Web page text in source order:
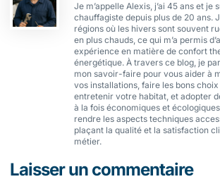
Je m’appelle Alexis, j’ai 45 ans et je
chauffagiste depuis plus de 20 ans.
régions où les hivers sont souvent
en plus chauds, ce qui m’a permis
expérience en matière de confort
énergétique. À travers ce blog, je
mon savoir-faire pour vous aider à
vos installations, faire les bons choix
entretenir votre habitat, et adopter
à la fois économiques et
rendre les aspects techniques
plaçant la qualité et la satisfaction
métier.
Laisser un commentaire